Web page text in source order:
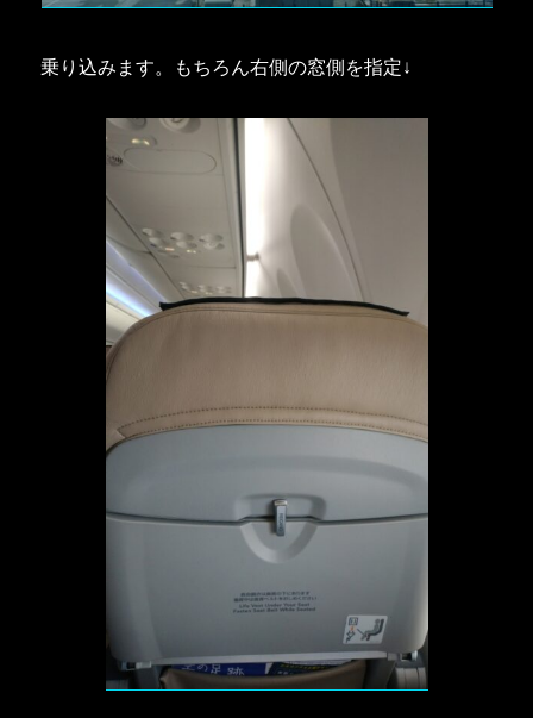
乗り込みます。もちろん右側の窓側を指定↓